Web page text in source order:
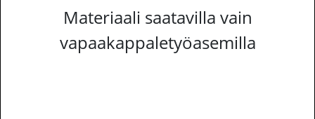
Materiaali saatavilla vain
vapaakappaletyöasemilla